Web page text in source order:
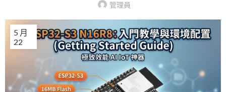
管理員
22
5 月